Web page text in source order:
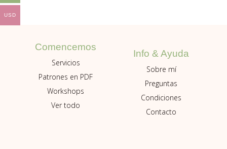
Comencemos
Servicios
Patrones en PDF
Workshops
Ver todo
Info & Ayuda
Sobre mí
Preguntas
Condiciones
Contacto
USD